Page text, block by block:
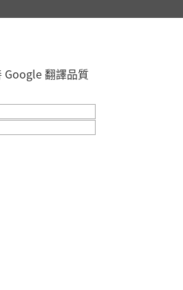
Google 翻譯品質